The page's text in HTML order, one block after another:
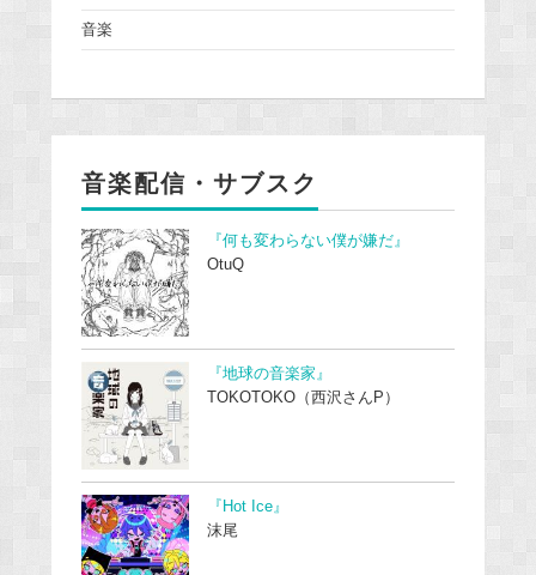
音楽
音楽配信・サブスク
『何も変わらない僕が嫌だ』
OtuQ
『地球の音楽家』
TOKOTOKO（西沢さんP）
『Hot Ice』
沫尾